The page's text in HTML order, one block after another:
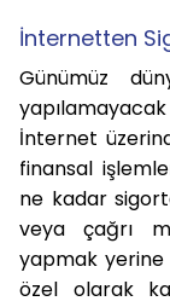
İnternetten
Günümüz
İnternet
finansal
ne kadar
veya çağrı
yapmak
özel olarak